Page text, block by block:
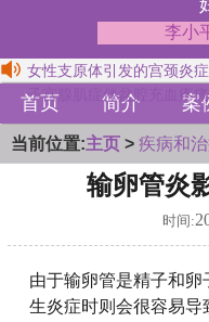
李小
女性支原体引发的宫颈炎
子宫腺肌症伴盆腔充血疼
首页 简介 案
当前位置:主页 > 疾病和
输卵管炎
时间:
由于输卵管是精子和
生炎症时则会很容易